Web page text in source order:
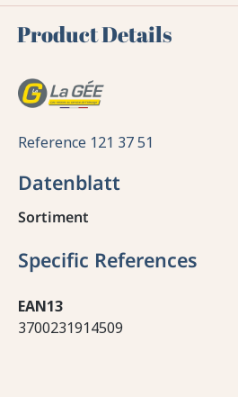
Product Details
Reference 121 37 51
Datenblatt
Sortiment
Specific References
EAN13
3700231914509